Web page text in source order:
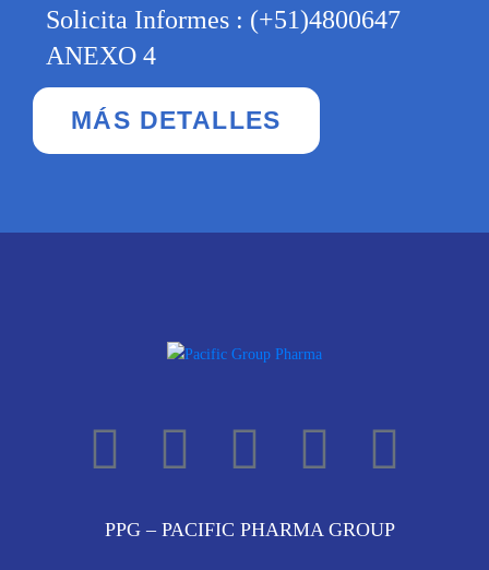
Solicita Informes : (+51)4800647
ANEXO 4
MÁS DETALLES
PPG – PACIFIC PHARMA GROUP